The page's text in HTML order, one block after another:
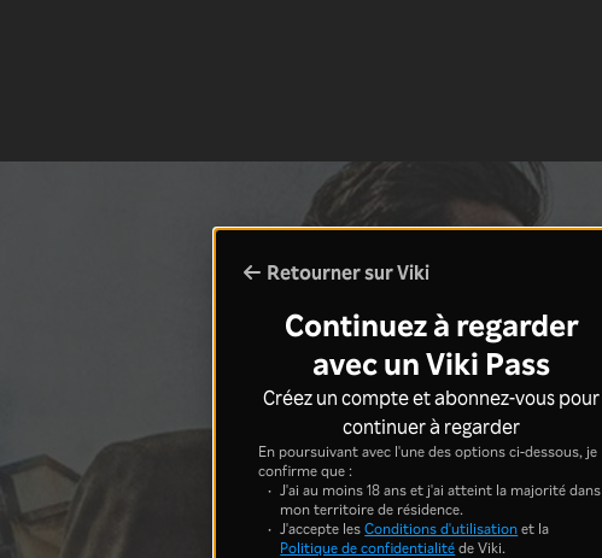
Retourner sur Viki
Continuez à regarder
avec un Viki Pass
Créez un compte et abonnez-vous pour
continuer à regarder
En poursuivant avec l'une des options ci-dessous, je
confirme que :
J'ai au moins 18 ans et j'ai atteint la majorité dans
mon territoire de résidence.
J'accepte lesConditions d'utilisationet la
Politique de confidentialitéde Viki.